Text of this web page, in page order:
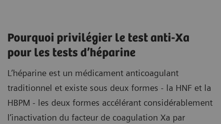
Pourquoi privilégier le test anti-Xa
pour les tests d’héparine
L’héparine est un médicament anticoagulant
traditionnel et existe sous deux formes - la HNF et la
HBPM - les deux formes accélérant considérablement
l’inactivation du facteur de coagulation Xa par